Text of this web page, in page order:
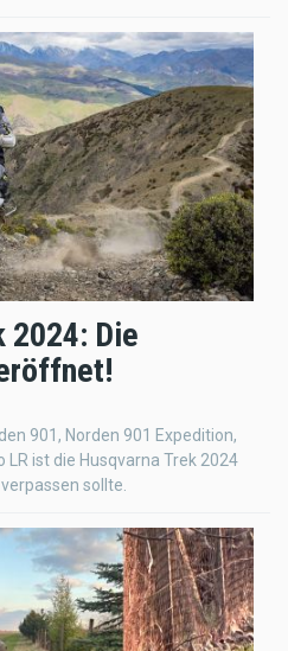
2024: Die
901, Norden 901 Expedition,
LR ist die Husqvarna Trek 2024
sollte.